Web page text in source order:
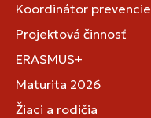
Koordinátor prevencie
Projektová činnosť
ERASMUS+
Maturita 2026
Žiaci a rodičia